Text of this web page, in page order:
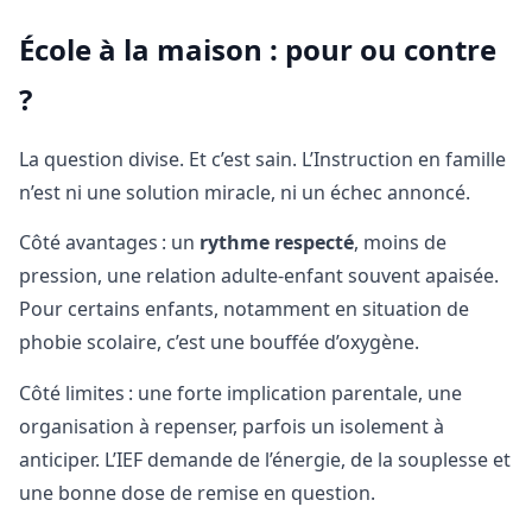
École à la maison : pour ou contre
?
La question divise. Et c’est sain. L’Instruction en famille
n’est ni une solution miracle, ni un échec annoncé.
Côté avantages : un rythme respecté, moins de
pression, une relation adulte-enfant souvent apaisée.
Pour certains enfants, notamment en situation de
phobie scolaire, c’est une bouffée d’oxygène.
Côté limites : une forte implication parentale, une
organisation à repenser, parfois un isolement à
anticiper. L’IEF demande de l’énergie, de la souplesse et
une bonne dose de remise en question.